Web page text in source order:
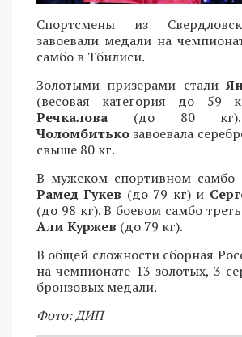
Спортсмены из
завоевали медали на
самбо в Тбилиси.
Золотыми призерами стали
(весовая категория до 59
Речкалова (до 80
Чоломбитькозавоевала
свыше 80 кг.
В мужском спортивном самбо
Рамед Гукев (до 79 кг) и
(до 98 кг). В боевом самбо
Али Куржев (до 79 кг).
В общей сложности сборная
на чемпионате 13 золотых, 3
бронзовых медали.
Фото: ДИП